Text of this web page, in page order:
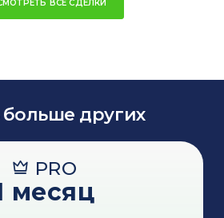
ВСЕ СДЕЛКИ
больше других
PRO
месяц